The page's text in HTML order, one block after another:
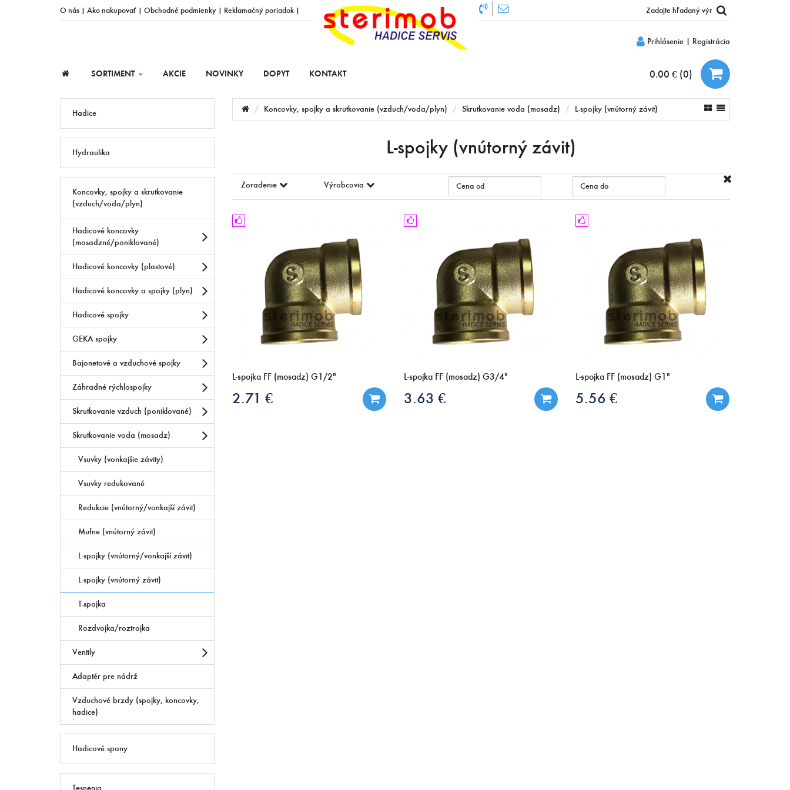
O nás | Ako nakupovať | Obchodné podmienky | Reklamačný poriadok |
Prihlásenie | Registrácia
0.00 € (0)
SORTIMENT AKCIE NOVINKY DOPYT KONTAKT
Hadice
Hydraulika
Koncovky, spojky a skrutkovanie
(vzduch/voda/plyn)
Hadicové koncovky
(mosadzné/poniklované)
Hadicové koncovky (plastové)
Hadicové koncovky a spojky (plyn)
Hadicové spojky
GEKA spojky
Bajonetové a vzduchové spojky
Záhradné rýchlospojky
Skrutkovanie vzduch (poniklované)
Skrutkovanie voda (mosadz)
Vsuvky (vonkajšie závity)
Vsuvky redukované
Redukcie (vnútorný/vonkajší závit)
Mufne (vnútorný závit)
L-spojky (vnútorný/vonkajší závit)
L-spojky (vnútorný závit)
T-spojka
Rozdvojka/roztrojka
Ventily
Adaptér pre nádrž
Vzduchové brzdy (spojky, koncovky,
hadice)
Hadicové spony
Tesnenia
Koncovky, spojky a skrutkovanie (vzduch/voda/plyn) Skrutkovanie voda (mosadz) L-spojky (vnútorný závit)
L-spojky (vnútorný závit)
Zoradenie Výrobcovia
L-spojka FF (mosadz) G1/2"
2.71 €
L-spojka FF (mosadz) G3/4"
3.63 €
L-spojka FF (mosadz) G1"
5.56 €